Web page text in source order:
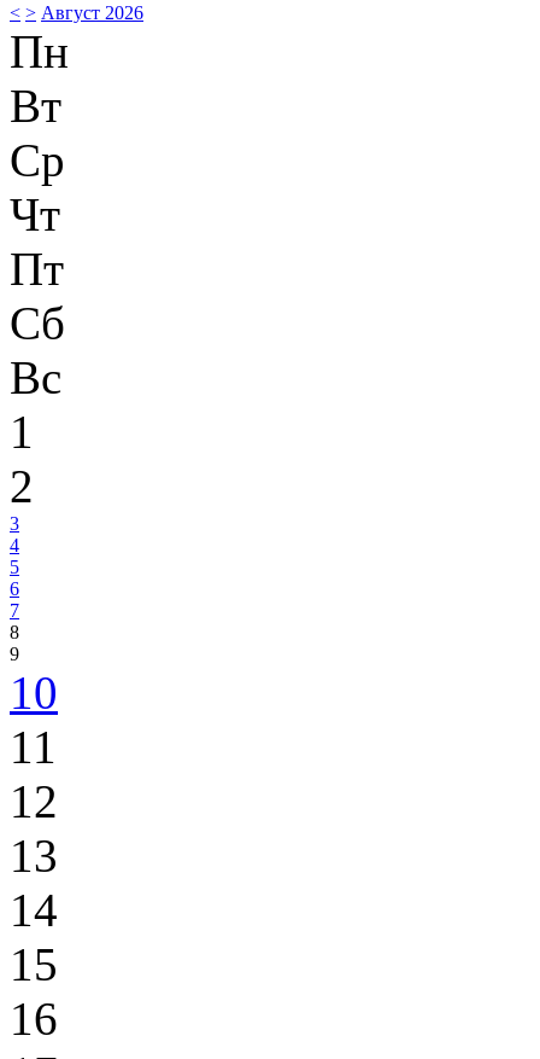
< > Август 2026
Пн
Вт
Ср
Чт
Пт
Сб
Вс
1
2
3
4
5
6
7
8
9
10
11
12
13
14
15
16